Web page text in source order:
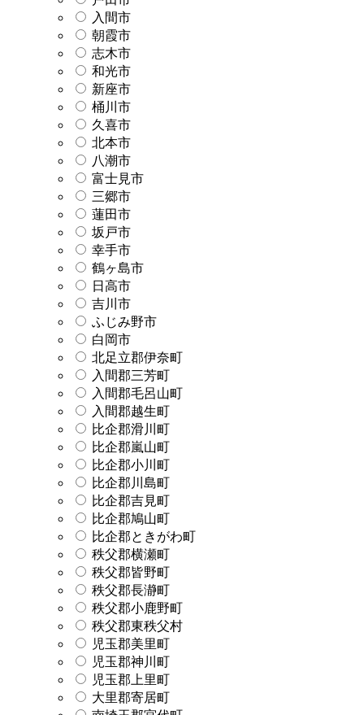
入間市
朝霞市
志木市
和光市
新座市
桶川市
久喜市
北本市
八潮市
富士見市
三郷市
蓮田市
坂戸市
幸手市
鶴ヶ島市
日高市
吉川市
ふじみ野市
白岡市
北足立郡伊奈町
入間郡三芳町
入間郡毛呂山町
入間郡越生町
比企郡滑川町
比企郡嵐山町
比企郡小川町
比企郡川島町
比企郡吉見町
比企郡鳩山町
比企郡ときがわ町
秩父郡横瀬町
秩父郡皆野町
秩父郡長瀞町
秩父郡小鹿野町
秩父郡東秩父村
児玉郡美里町
児玉郡神川町
児玉郡上里町
大里郡寄居町